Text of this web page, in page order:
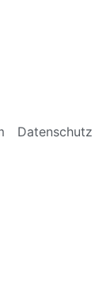
Datenschutz